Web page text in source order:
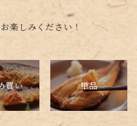
楽しみください！
買い 単品